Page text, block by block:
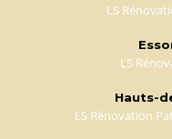
LS
LS
Hauts-
LS Rénovation